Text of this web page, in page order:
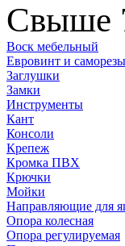
Свыше
Воск мебельный
Евровинт и саморезы
Заглушки
Замки
Инструменты
Кант
Консоли
Крепеж
Кромка ПВХ
Крючки
Мойки
Направляющие для
Опора колесная
Опора регулируемая